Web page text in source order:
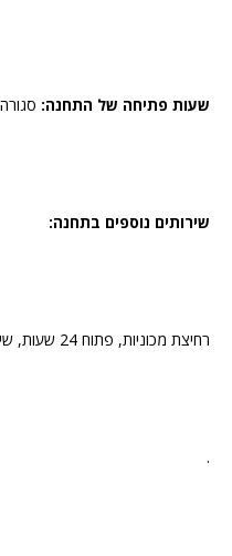
שעות פתיחה של התחנה:
שירותים נוספים בתחנה:
רחיצת מכוניות, פתוח 24 שעות, שירותי נכים.
.